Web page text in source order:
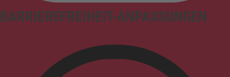
BARRIEREFREIHEIT-ANPASSUNGEN